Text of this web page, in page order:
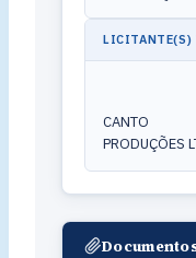
LICITANTE(S)
CANTO
PRODUÇÕES